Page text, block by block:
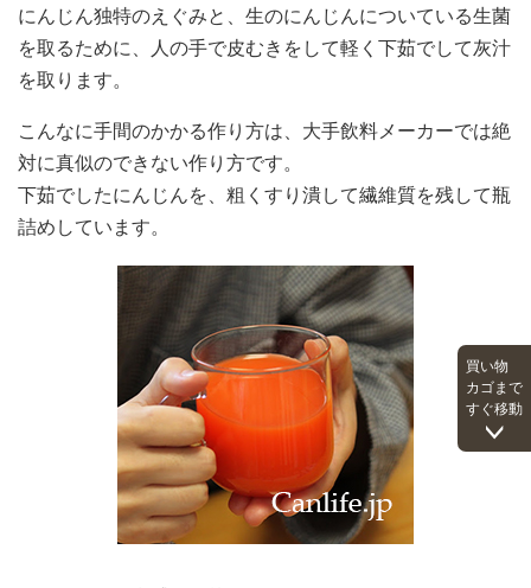
にんじん独特のえぐみと、生のにんじんについている生菌
を取るために、人の手で皮むきをして軽く下茹でして灰汁
を取ります。
こんなに手間のかかる作り方は、大手飲料メーカーでは絶
対に真似のできない作り方です。
下茹でしたにんじんを、粗くすり潰して繊維質を残して瓶
詰めしています。
買い物
カゴまで
すぐ移動